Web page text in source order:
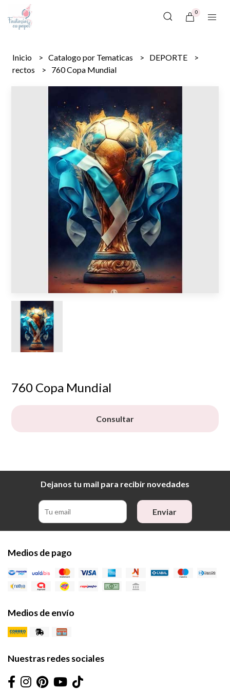
0
Inicio Catalogo por Tematicas
DEPORTE
rectos
760 Copa Mundial
760 Copa Mundial
Consultar
Dejanos tu mail para recibir novedades
Enviar
Medios de pago
Medios de envío
Nuestras redes sociales